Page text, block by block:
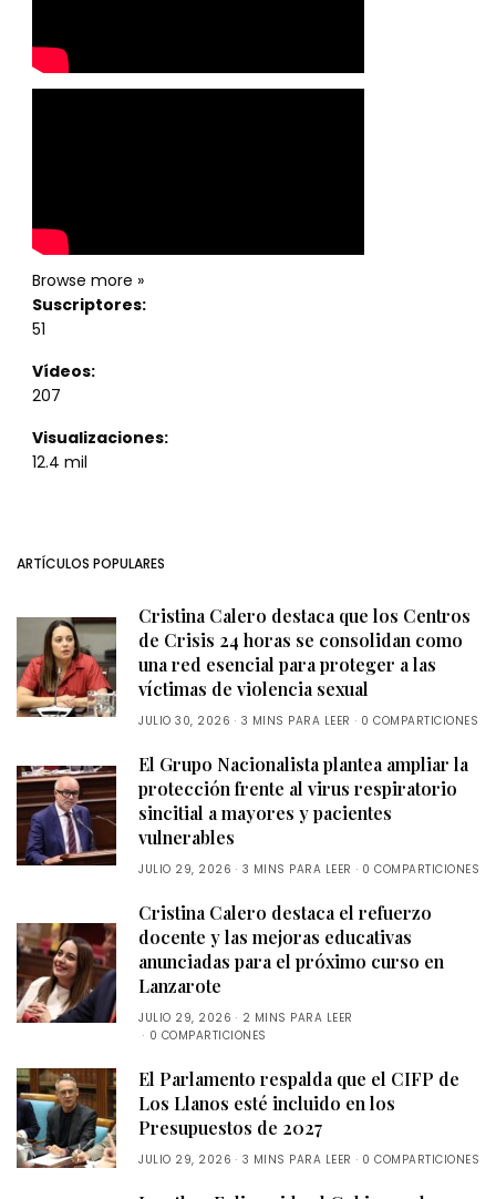
Browse more »
Suscriptores:
51
Vídeos:
207
Visualizaciones:
12.4 mil
ARTÍCULOS POPULARES
Cristina Calero destaca que los Centros
de Crisis 24 horas se consolidan como
una red esencial para proteger a las
víctimas de violencia sexual
JULIO 30, 2026 3 MINS PARA LEER 0 COMPARTICIONES
El Grupo Nacionalista plantea ampliar la
protección frente al virus respiratorio
sincitial a mayores y pacientes
vulnerables
JULIO 29, 2026 3 MINS PARA LEER 0 COMPARTICIONES
Cristina Calero destaca el refuerzo
docente y las mejoras educativas
anunciadas para el próximo curso en
Lanzarote
JULIO 29, 2026
2 MINS PARA LEER
0 COMPARTICIONES
El Parlamento respalda que el CIFP de
Los Llanos esté incluido en los
Presupuestos de 2027
JULIO 29, 2026 3 MINS PARA LEER 0 COMPARTICIONES